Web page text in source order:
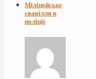
Міліцейське
свавілля в
поліції